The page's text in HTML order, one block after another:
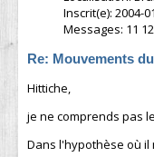
Inscrit(e): 2004-
Messages: 11
Re: Mouvements
Hittiche,
je ne comprends pas
Dans l'hypothèse où il